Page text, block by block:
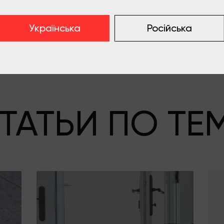
ПО
Українська Російська